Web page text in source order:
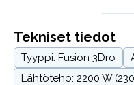
Tekniset tiedot
Tyyppi: Fusion 3Dro
Lähtöteho: 2200 W